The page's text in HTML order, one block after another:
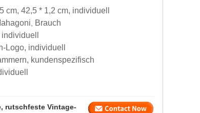
cm, 42,5 * 1,2 cm, individuell
, Brauch
Logo, individuell
kundenspezifisch
rutschfeste Vintage-